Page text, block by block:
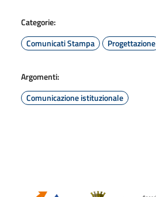
Categorie:
Comunicati Stampa
Progettazione
Argomenti:
Comunicazione istituzionale